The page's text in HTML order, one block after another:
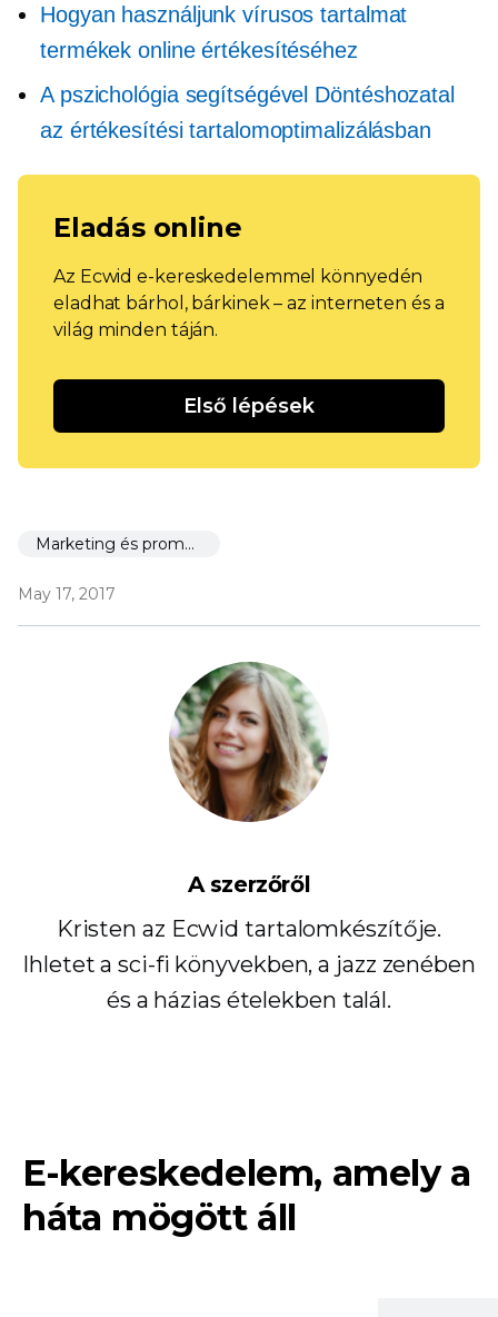
Hogyan használjunk vírusos tartalmat
termékek online értékesítéséhez
A pszichológia segítségével Döntéshozatal
az értékesítési tartalomoptimalizálásban
Eladás online
Az Ecwid e-kereskedelemmel könnyedén
eladhat bárhol, bárkinek – az interneten és a
világ minden táján.
Első lépések
Marketing és promóció
May 17, 2017
A szerzőről
Kristen az Ecwid tartalomkészítője.
Ihletet a sci-fi könyvekben, a jazz zenében
és a házias ételekben talál.
E-kereskedelem, amely a
háta mögött áll